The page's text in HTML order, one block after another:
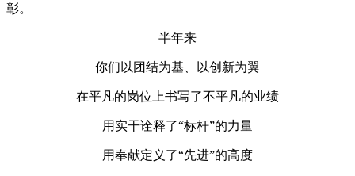
彰。
半年来
你们以团结为基、以创新为翼
在平凡的岗位上书写了不平凡的业绩
用实干诠释了“标杆”的力量
用奉献定义了“先进”的高度